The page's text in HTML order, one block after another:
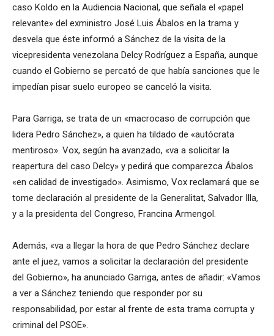
caso Koldo en la Audiencia Nacional, que señala el «papel
relevante» del exministro José Luis Ábalos en la trama y
desvela que éste informó a Sánchez de la visita de la
vicepresidenta venezolana Delcy Rodríguez a España, aunque
cuando el Gobierno se percató de que había sanciones que le
impedían pisar suelo europeo se canceló la visita.
Para Garriga, se trata de un «macrocaso de corrupción que
lidera Pedro Sánchez», a quien ha tildado de «autócrata
mentiroso». Vox, según ha avanzado, «va a solicitar la
reapertura del caso Delcy» y pedirá que comparezca Ábalos
«en calidad de investigado». Asimismo, Vox reclamará que se
tome declaración al presidente de la Generalitat, Salvador Illa,
y a la presidenta del Congreso, Francina Armengol.
Además, «va a llegar la hora de que Pedro Sánchez declare
ante el juez, vamos a solicitar la declaración del presidente
del Gobierno», ha anunciado Garriga, antes de añadir: «Vamos
a ver a Sánchez teniendo que responder por su
responsabilidad, por estar al frente de esta trama corrupta y
criminal del PSOE».